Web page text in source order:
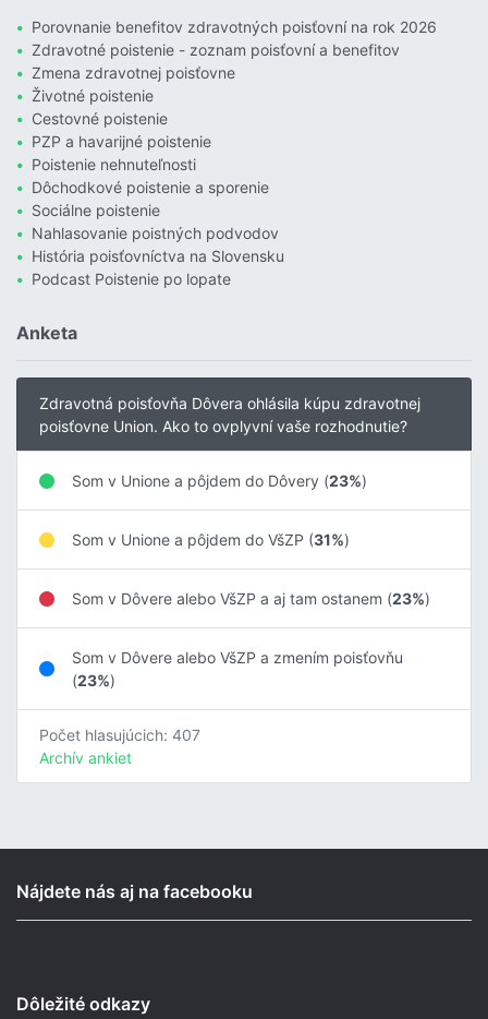
Porovnanie benefitov zdravotných poisťovní na rok 2026
Zdravotné poistenie - zoznam poisťovní a benefitov
Zmena zdravotnej poisťovne
Životné poistenie
Cestovné poistenie
PZP a havarijné poistenie
Poistenie nehnuteľnosti
Dôchodkové poistenie a sporenie
Sociálne poistenie
Nahlasovanie poistných podvodov
História poisťovníctva na Slovensku
Podcast Poistenie po lopate
Anketa
Zdravotná poisťovňa Dôvera ohlásila kúpu zdravotnej
poisťovne Union. Ako to ovplyvní vaše rozhodnutie?
Som v Unione a pôjdem do Dôvery (23%)
Som v Unione a pôjdem do VšZP (31%)
Som v Dôvere alebo VšZP a aj tam ostanem (23%)
Som v Dôvere alebo VšZP a zmením poisťovňu
(23%)
Počet hlasujúcich: 407
Archív ankiet
Nájdete nás aj na facebooku
Dôležité odkazy